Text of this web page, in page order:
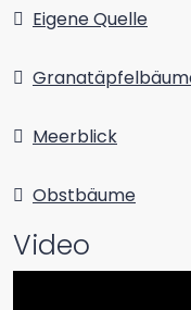
Eigene Quelle
Meerblick
Obstbäume
Video